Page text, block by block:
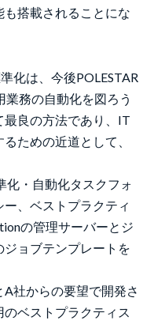
搭載されることにな
化は、今後POLESTAR
務の自動化を図ろう
最良の方法であり、IT
ための近道として、
化・自動化タスクフォ
、ベストプラクティ
の管理サーバーとジ
ョブテンプレートを
社からの要望で開発さ
ベストプラクティス